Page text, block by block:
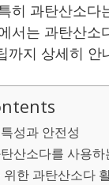
히 과탄산소
서는 과탄산
까지 상세히 안
성과 안전성
산소다를 사용하
한 과탄산소다